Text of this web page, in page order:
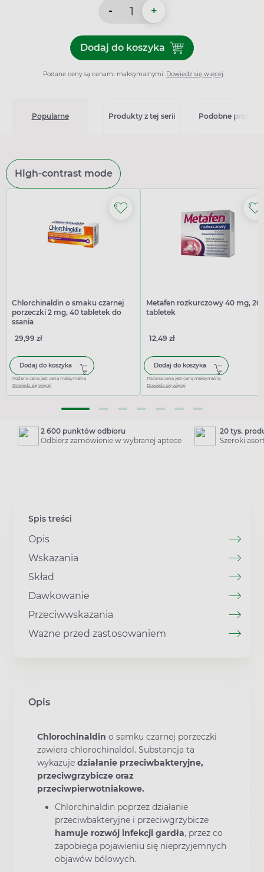
- +
Dodaj do koszykaDodaj do koszyka
Podane ceny są cenami maksymalnymi. Dowiedz się więcej
Popularne Produkty z tej serii Podobne
High-contrast mode
Chlorchinaldin o smaku czarnej
porzeczki 2 mg, 40 tabletek do
ssania
29,99 zł
Dodaj do koszyka
Podana cena jest ceną maksymalną
Dowiedz się więcej
Metafen rozkurczowy 40 mg, 20
tabletek
12,49 zł
Dodaj do koszyka
Podana cena jest ceną maksymalną
Dowiedz się więcej
2 600 punktów odbioru
Odbierz zamówienie w wybranej aptece
20 tys.
Szeroki
Spis treści
Opis
Wskazania
Skład
Dawkowanie
Przeciwwskazania
Ważne przed zastosowaniem
Opis
Chlorochinaldin o samku czarnej porzeczki
zawiera chlorochinaldol. Substancja ta
wykazuje działanie przeciwbakteryjne,
przeciwgrzybicze oraz
przeciwpierwotniakowe.
Chlorchinaldin poprzez działanie
przeciwbakteryjne i przeciwgrzybicze
hamuje rozwój infekcji gardła, przez co
zapobiega pojawieniu się nieprzyjemnych
objawów bólowych.